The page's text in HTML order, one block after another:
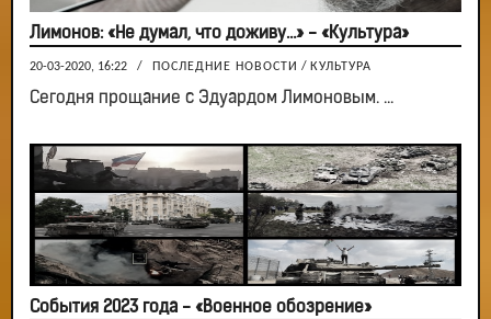
Лимонов: «Не думал, что доживу…» - «Культура»
20-03-2020, 16:22 / ПОСЛЕДНИЕ НОВОСТИ / КУЛЬТУРА
Сегодня прощание с Эдуардом Лимоновым. ...
События 2023 года - «Военное обозрение»